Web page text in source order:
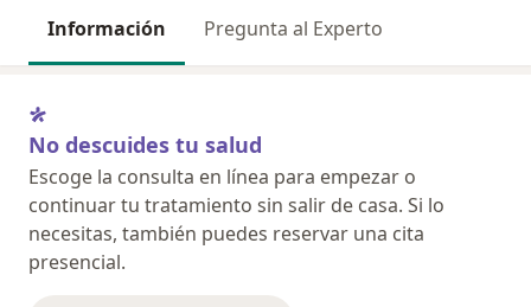
Información Pregunta al Experto
No descuides tu salud
Escoge la consulta en línea para empezar o
continuar tu tratamiento sin salir de casa. Si lo
necesitas, también puedes reservar una cita
presencial.